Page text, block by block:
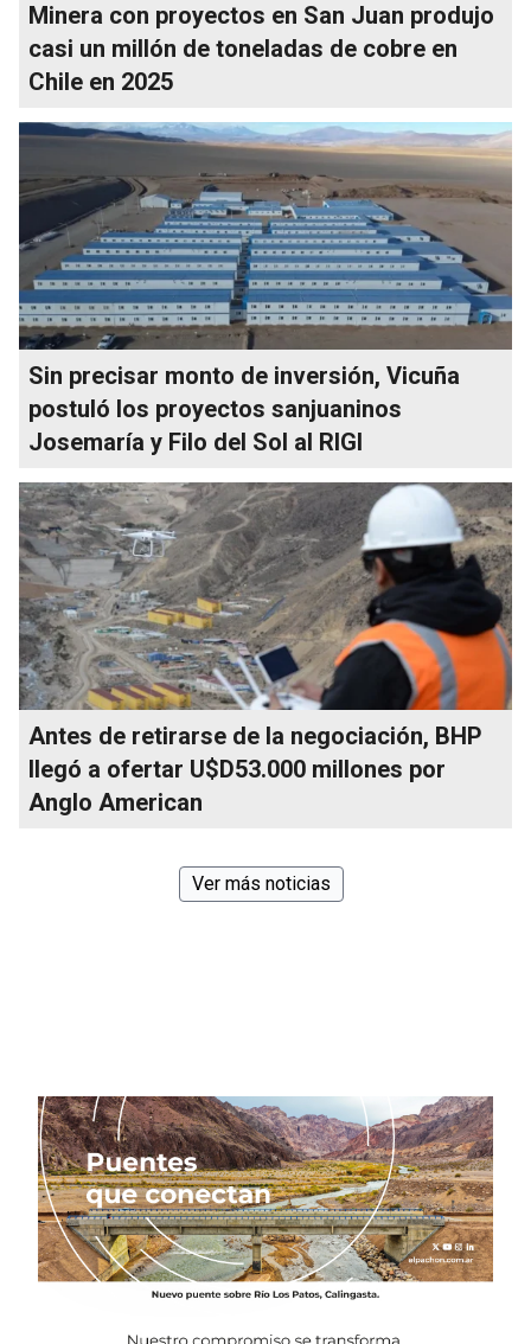
Minera con proyectos en San Juan produjo
casi un millón de toneladas de cobre en
Chile en 2025
Sin precisar monto de inversión, Vicuña
postuló los proyectos sanjuaninos
Josemaría y Filo del Sol al RIGI
Antes de retirarse de la negociación, BHP
llegó a ofertar U$D53.000 millones por
Anglo American
Ver más noticias